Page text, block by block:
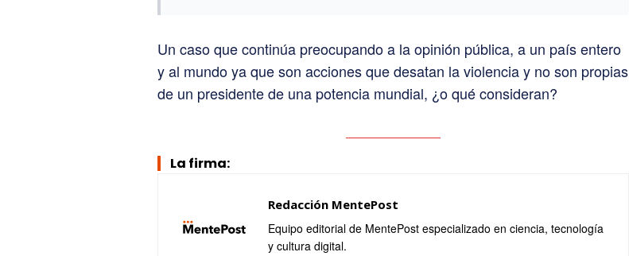
Un caso que continúa preocupando a la opinión pública, a un país entero
y al mundo ya que son acciones que desatan la violencia y no son propias
de un presidente de una potencia mundial, ¿o qué consideran?
La firma:
Redacción MentePost
Equipo editorial de MentePost especializado en ciencia, tecnología
y cultura digital.